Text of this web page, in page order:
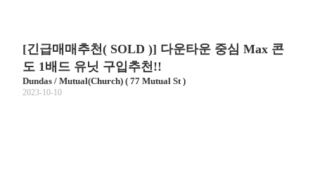
[긴급매매추천( SOLD )] 다운타운 중심 Max 콘
도 1배드 유닛 구입추천!!
Dundas / Mutual(Church) ( 77 Mutual St )
2023-10-10